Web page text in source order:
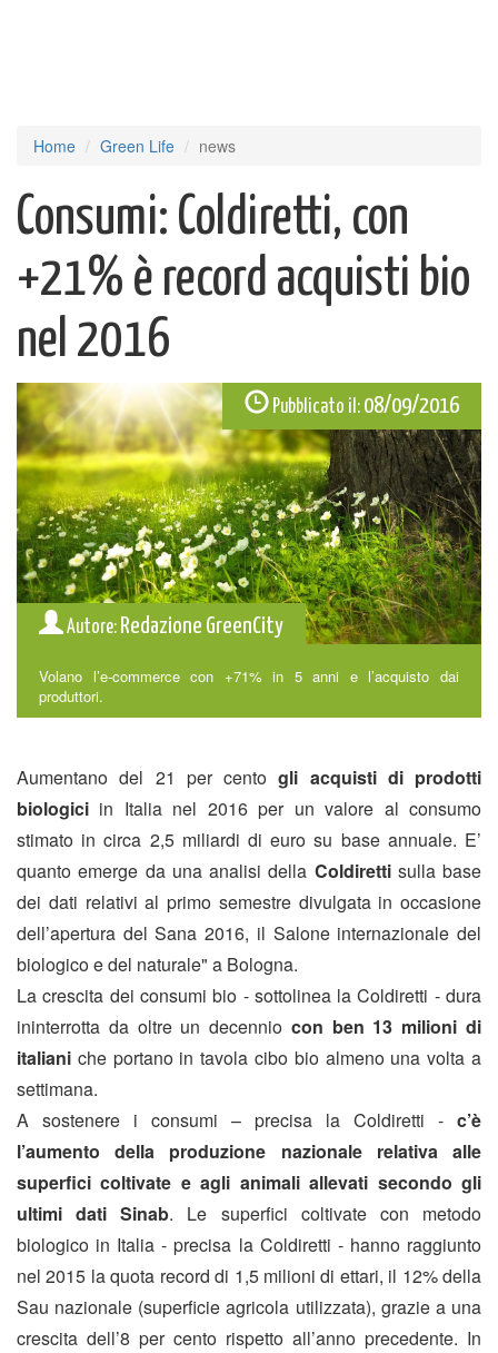
Home Green Life news
Consumi: Coldiretti, con
+21% è record acquisti bio
nel 2016
Pubblicato il: 08/09/2016
Autore: Redazione GreenCity
Volano l’e-commerce con +71% in 5 anni e l’acquisto dai
produttori.
Aumentano del 21 per cento gli acquisti di prodotti
biologici in Italia nel 2016 per un valore al consumo
stimato in circa 2,5 miliardi di euro su base annuale. E’
quanto emerge da una analisi della Coldirettisulla base
dei dati relativi al primo semestre divulgata in occasione
dell’apertura del Sana 2016, il Salone internazionale del
biologico e del naturale" a Bologna.
La crescita dei consumi bio - sottolinea la Coldiretti - dura
ininterrotta da oltre un decennio con ben 13 milioni di
italiani che portano in tavola cibo bio almeno una volta a
settimana.
A sostenere i consumi – precisa la Coldiretti - c’è
l’aumento della produzione nazionale relativa alle
superfici coltivate e agli animali allevati secondo gli
ultimi dati Sinab. Le superfici coltivate con metodo
biologico in Italia - precisa la Coldiretti - hanno raggiunto
nel 2015 la quota record di 1,5 milioni di ettari, il 12% della
Sau nazionale (superficie agricola utilizzata), grazie a una
crescita dell’8 per cento rispetto all’anno precedente. In